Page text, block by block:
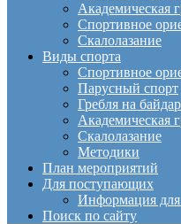
Академическая
Спортивное
Скалолазание
Виды спорта
Спортивное
Парусный спорт
Гребля на
Академическая
Скалолазание
Методики
План мероприятий
Для поступающих
Информация
Поиск по сайту